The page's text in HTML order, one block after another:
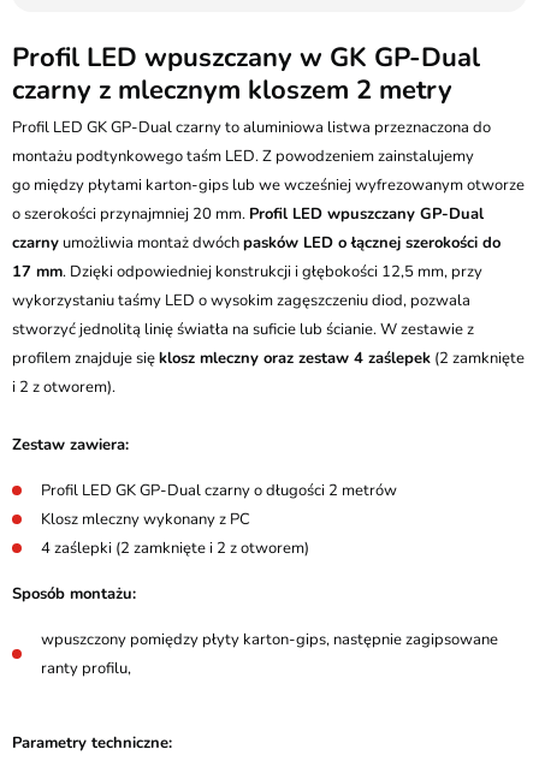
(od 1000 zł dla gabarytów, nie dotyczy produktów 3m)
Pobranie:
Poczta Polska Kurier 48H - 16 zł
Kurier GLS - 20 zł
Przesyłka Gabarytowa - 35 zł
Batalionów Chłopskich 12, 94-058 Łódź
506 336 320
kontakt@ledstyl.pl
Profil LED wpuszczany w GK GP-Dual
czarny z mlecznym kloszem 2 metry
Profil LED GK GP-Dual czarny to aluminiowa listwa przeznaczona do
montażu podtynkowego taśm LED. Z powodzeniem zainstalujemy
go między płytami karton-gips lub we wcześniej wyfrezowanym otworze
o szerokości przynajmniej 20 mm. Profil LED wpuszczany GP-Dual
czarny umożliwia montaż dwóchpasków LED o łącznej szerokości do
17 mm. Dzięki odpowiedniej konstrukcji i głębokości 12,5 mm, przy
wykorzystaniu taśmy LED o wysokim zagęszczeniu diod, pozwala
stworzyć jednolitą linię światła na suficie lub ścianie. W zestawie z
profilem znajduje sięklosz mleczny oraz zestaw 4 zaślepek (2 zamknięte
i 2 z otworem).
Zestaw zawiera:
Profil LED GK GP-Dual czarny o długości 2 metrów
Klosz mleczny wykonany z PC
4 zaślepki (2 zamknięte i 2 z otworem)
Sposób montażu:
wpuszczony pomiędzy płyty karton-gips, następnie zagipsowane
ranty profilu,
Parametry techniczne: